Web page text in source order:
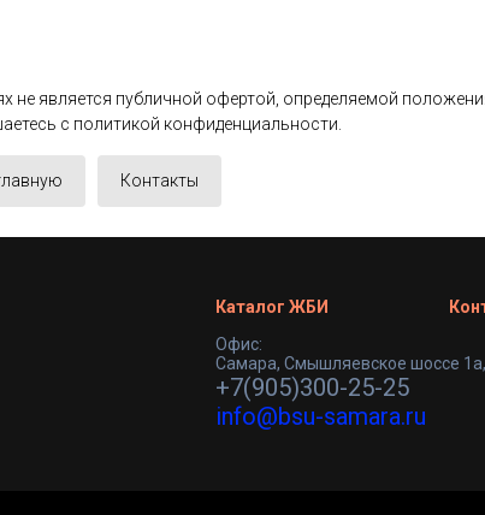
не является публичной офертой, определяемой
c политикой конфиденциальности.
Контакты
Каталог ЖБИ
Офис:
Самара, Смышляевское шоссе
+7(905)300-25-25
info@bsu-samara.ru